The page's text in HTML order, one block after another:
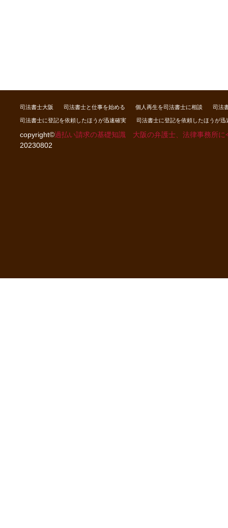
司法書士大阪 司法書士と仕事を始める 個人再生を司法書士に相談 司法
司法書士に登記を依頼したほうが迅速確実 司法書士に登記を依頼したほうが迅
copyright©過払い請求の基礎知識 大阪の弁護士、法律事務所
20230802